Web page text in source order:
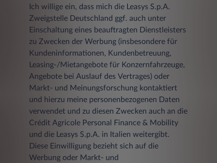
Ich willige ein, dass mich die Leasys S.p.A.
Zweigstelle Deutschland ggf. auch unter
Einschaltung eines beauftragten Dienstleisters
zu Zwecken der Werbung (insbesondere für
Kundeninformationen, Kundenbetreuung,
Leasing-/Mietangebote für Konzernfahrzeuge,
Angebote bei Auslauf des Vertrages) oder
Markt- und Meinungsforschung kontaktiert
und hierzu meine personenbezogenen Daten
verwendet und zu diesen Zwecken auch an die
Crédit Agricole Personal Finance & Mobility
und die Leasys S.p.A. in Italien weitergibt.
Diese Einwilligung bezieht sich auf die
Werbung oder Markt- und